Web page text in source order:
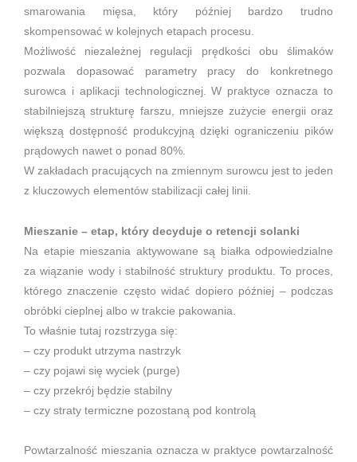
smarowania mięsa, który później bardzo trudno
skompensować w kolejnych etapach procesu.
Możliwość niezależnej regulacji prędkości obu ślimaków
pozwala dopasować parametry pracy do konkretnego
surowca i aplikacji technologicznej. W praktyce oznacza to
stabilniejszą strukturę farszu, mniejsze zużycie energii oraz
większą dostępność produkcyjną dzięki ograniczeniu pików
prądowych nawet o ponad 80%.
W zakładach pracujących na zmiennym surowcu jest to jeden
z kluczowych elementów stabilizacji całej linii.
Mieszanie – etap, który decyduje o retencji solanki
Na etapie mieszania aktywowane są białka odpowiedzialne
za wiązanie wody i stabilność struktury produktu. To proces,
którego znaczenie często widać dopiero później – podczas
obróbki cieplnej albo w trakcie pakowania.
To właśnie tutaj rozstrzyga się:
– czy produkt utrzyma nastrzyk
– czy pojawi się wyciek (purge)
– czy przekrój będzie stabilny
– czy straty termiczne pozostaną pod kontrolą
Powtarzalność mieszania oznacza w praktyce powtarzalność